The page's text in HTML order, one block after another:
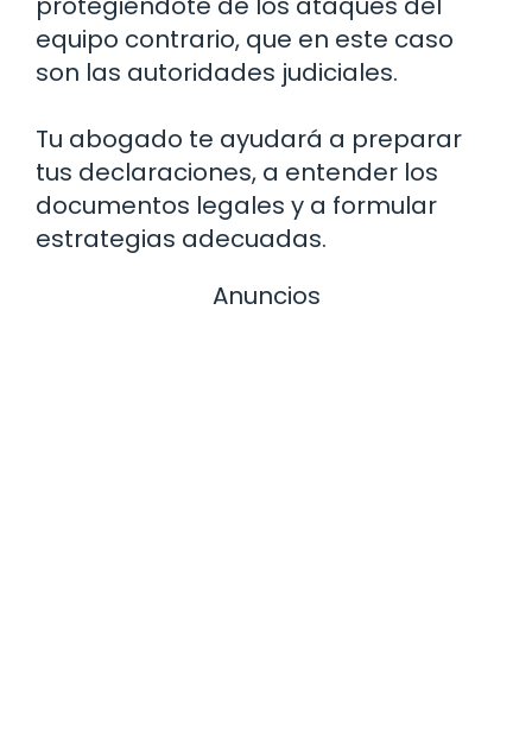
equipo contrario, que en este caso
son las autoridades judiciales.
Tu abogado te ayudará a preparar
tus declaraciones, a entender los
documentos legales y a formular
estrategias adecuadas.
Anuncios